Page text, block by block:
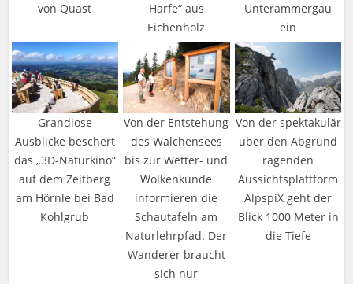
von Quast
Harfe“ aus
Eichenholz
Unterammergau
ein
Grandiose
Ausblicke beschert
das „3D-Naturkino“
auf dem Zeitberg
am Hörnle bei Bad
Kohlgrub
Von der Entstehung
des Walchensees
bis zur Wetter- und
Wolkenkunde
informieren die
Schautafeln am
Naturlehrpfad. Der
Wanderer braucht
sich nur
Von der spektakulär
über den Abgrund
ragenden
Aussichtsplattform
AlpspiX geht der
Blick 1000 Meter in
die Tiefe